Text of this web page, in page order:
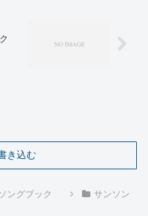
ク
き込む
ングブック
サンソン